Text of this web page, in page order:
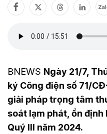
BNEWS Ngày 21/7,
ký Công điện số 71/
giải pháp trọng tâm
soát lạm phát, ổn
Quý III năm 2024.